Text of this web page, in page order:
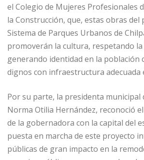
el Colegio de Mujeres Profesionales
la Construcción, que, estas obras
Sistema de Parques Urbanos de
promoverán la cultura, respetando
generando identidad en la población
dignos con infraestructura adecuada
Por su parte, la presidenta municipal
Norma Otilia Hernández, reconoció
de la gobernadora con la capital del
puesta en marcha de este proyecto
públicas de gran impacto en la